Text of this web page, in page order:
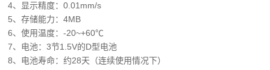
4、显示精度：0.01mm/s
5、存储能力：4MB
6、使用温度：-20~+60℃
7、电池：3节1.5V的D型电池
8、电池寿命：约28天（连续使用情况下）